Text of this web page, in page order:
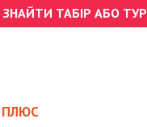
ЗНАЙТИ ТАБІР АБО ТУР
ПЛЮС